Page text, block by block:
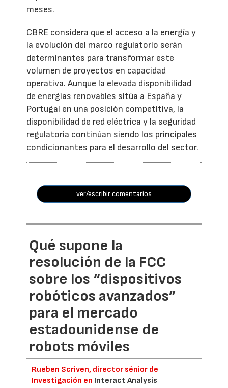
meses.
CBRE considera que el acceso a la energía y
la evolución del marco regulatorio serán
determinantes para transformar este
volumen de proyectos en capacidad
operativa. Aunque la elevada disponibilidad
de energías renovables sitúa a España y
Portugal en una posición competitiva, la
disponibilidad de red eléctrica y la seguridad
regulatoria continúan siendo los principales
condicionantes para el desarrollo del sector.
ver/escribir comentarios
Qué supone la
resolución de la FCC
sobre los “dispositivos
robóticos avanzados”
para el mercado
estadounidense de
robots móviles
Rueben Scriven, director sénior de
Investigación en Interact Analysis